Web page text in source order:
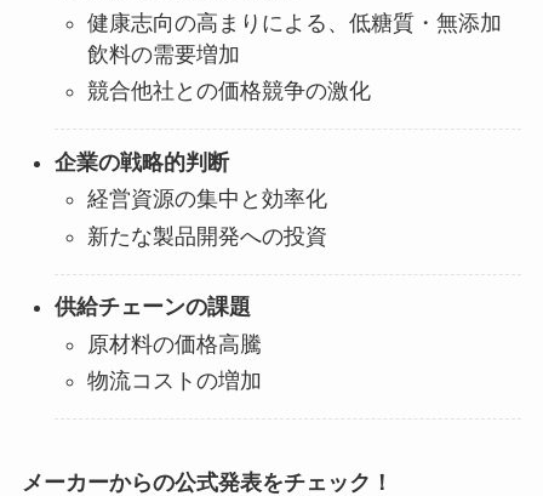
健康志向の高まりによる、低糖質・無添加
飲料の需要増加
競合他社との価格競争の激化
企業の戦略的判断
経営資源の集中と効率化
新たな製品開発への投資
供給チェーンの課題
原材料の価格高騰
物流コストの増加
メーカーからの公式発表をチェック！